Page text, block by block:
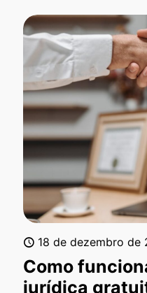
18 de dezembro de
Como
jurídica